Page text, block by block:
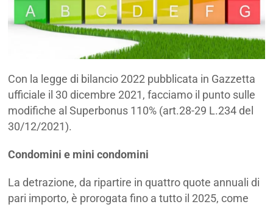
Con la legge di bilancio 2022 pubblicata in Gazzetta
ufficiale il 30 dicembre 2021, facciamo il punto sulle
modifiche al Superbonus 110% (art.28-29 L.234 del
30/12/2021).
Condomini e mini condomini
La detrazione, da ripartire in quattro quote annuali di
pari importo, è prorogata fino a tutto il 2025, come